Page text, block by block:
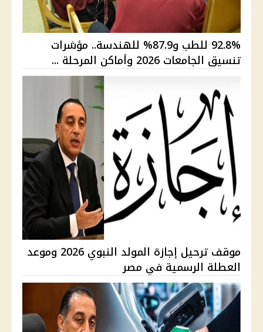
92.8% للطب و87.9% للهندسة.. مؤشرات
تنسيق الجامعات 2026 وأماكن المرحلة ...
موقف ترحيل إجازة المولد النبوي 2026 وموعد
العطلة الرسمية في مصر